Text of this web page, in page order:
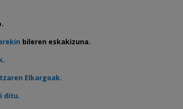
bileren eskakizuna.
Elkargoak.
ditu.